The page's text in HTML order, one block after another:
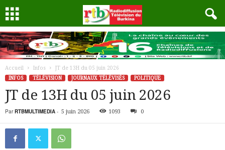
Accueil Infos
JT de 13H du 05 juin 2026
INFOS
TÉLÉVISION JOURNAUX TÉLÉVISÉS POLITIQUE
JT de 13H du 05 juin 2026
Par RTBMULTIMEDIA - 5 juin 2026 1093 0